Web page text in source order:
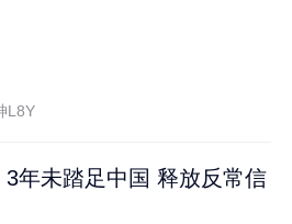
L8Y
年未踏足中国 释放反常信